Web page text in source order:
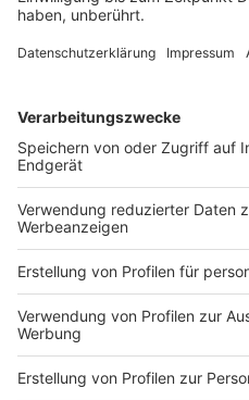
die Rückfahrten auf allen
werden bis ca. 17.45 Uhr
Die Linie C7 fährt um ca.
Minuten. Letzte Rückfahrt
im Winterfahrplan, um 20.45
alle 60 Minuten ab 16.45
Fahrplans jedoch nach
Änderungen des
Haltestellen!
Durch die Vor- und
Rosenmontagszuges und